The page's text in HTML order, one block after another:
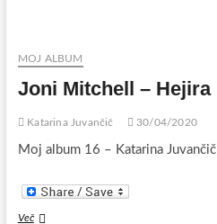
MOJ ALBUM
Joni Mitchell – Hejira
Katarina Juvančič 30/04/2020
Moj album 16 – Katarina Juvančič
VečJoni